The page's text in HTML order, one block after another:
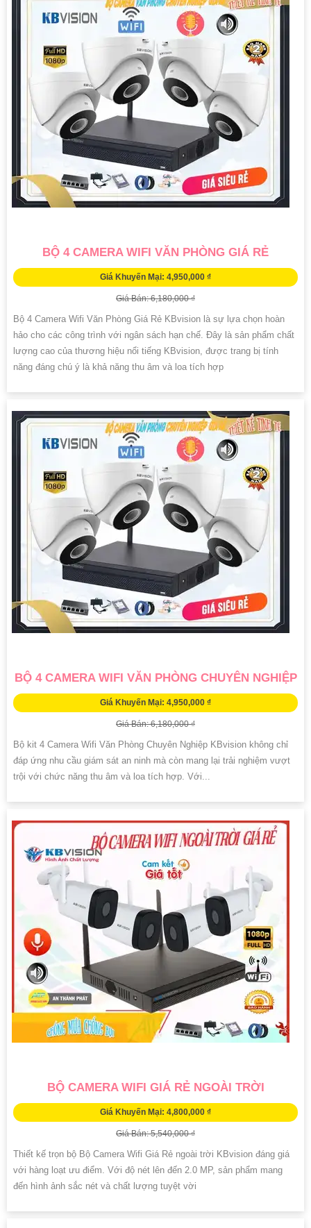
BỘ 4 CAMERA WIFI VĂN PHÒNG GIÁ RẺ
Giá Khuyến Mại: 4,950,000 ₫
Giá Bán: 6,180,000 ₫
Bộ 4 Camera Wifi Văn Phòng Giá Rẻ KBvision là sự lựa chọn hoàn
hảo cho các công trình với ngân sách hạn chế. Đây là sản phẩm chất
lượng cao của thương hiệu nổi tiếng KBvision, được trang bị tính
năng đáng chú ý là khả năng thu âm và loa tích hợp
BỘ 4 CAMERA WIFI VĂN PHÒNG CHUYÊN NGHIỆP
Giá Khuyến Mại: 4,950,000 ₫
Giá Bán: 6,180,000 ₫
Bộ kit 4 Camera Wifi Văn Phòng Chuyên Nghiệp KBvision không chỉ
đáp ứng nhu cầu giám sát an ninh mà còn mang lại trải nghiệm vượt
trội với chức năng thu âm và loa tích hợp. Với...
BỘ CAMERA WIFI GIÁ RẺ NGOÀI TRỜI
Giá Khuyến Mại: 4,800,000 ₫
Giá Bán: 5,540,000 ₫
Thiết kế trọn bộ Bộ Camera Wifi Giá Rẻ ngoài trời KBvision đáng giá
với hàng loạt ưu điểm. Với độ nét lên đến 2.0 MP, sản phẩm mang
đến hình ảnh sắc nét và chất lượng tuyệt vời